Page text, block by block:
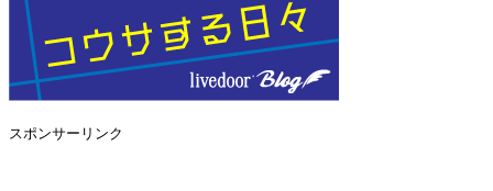
スポンサーリンク